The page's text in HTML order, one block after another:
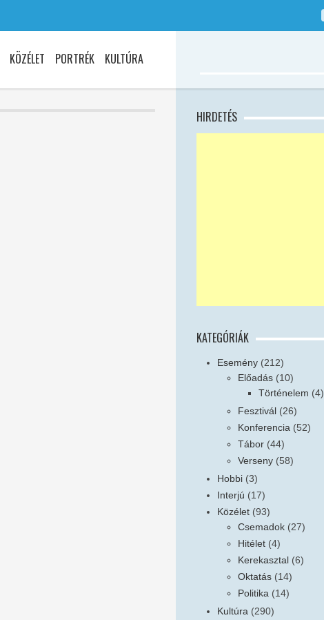
KÖZÉLET PORTRÉK KULTÚRA
HIRDETÉS
KATEGÓRIÁK
Esemény (212)
Előadás (10)
Történelem (4)
Fesztivál (26)
Konferencia (52)
Tábor (44)
Verseny (58)
Hobbi (3)
Interjú (17)
Közélet (93)
Csemadok (27)
Hitélet (4)
Kerekasztal (6)
Oktatás (14)
Politika (14)
Kultúra (290)